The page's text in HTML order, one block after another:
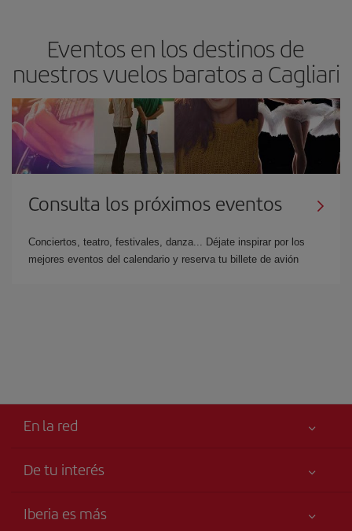
Eventos en los destinos de
nuestros vuelos baratos a Cagliari
Consulta los próximos eventos
Conciertos, teatro, festivales, danza... Déjate inspirar por los
mejores eventos del calendario y reserva tu billete de avión
En la red
De tu interés
Accesibilidad
Iberia es más